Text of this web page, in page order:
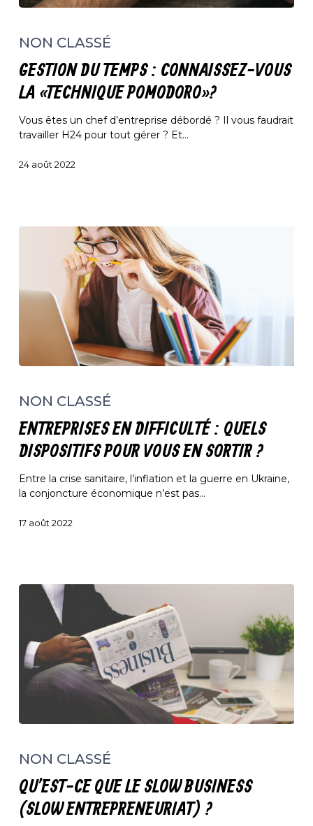
temps
connaissez-
vous
la
« technique
pomodoro »?
NON CLASSÉ
GESTION DU TEMPS : CONNAISSEZ-VOUS
LA « TECHNIQUE POMODORO »?
Vous êtes un chef d’entreprise débordé ? Il vous faudrait
travailler H24 pour tout gérer ? Et…
24 août 2022
difficulté
quels
dispositifs
pour
vous
en
?
NON CLASSÉ
ENTREPRISES EN DIFFICULTÉ : QUELS
DISPOSITIFS POUR VOUS EN SORTIR ?
Entre la crise sanitaire, l’inflation et la guerre en Ukraine,
la conjoncture économique n’est pas…
17 août 2022
que
slow
business
(slow
NON CLASSÉ
QU’EST-CE QUE LE SLOW BUSINESS
(SLOW ENTREPRENEURIAT) ?